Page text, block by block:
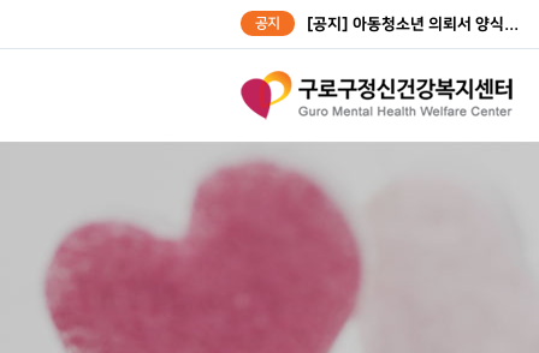
공지 [공지] 아동청소년 의뢰서 양식...